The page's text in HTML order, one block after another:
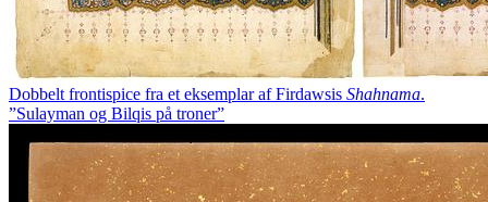
Dobbelt frontispice fra et eksemplar af Firdawsis Shahnama.
”Sulayman og Bilqis på troner”